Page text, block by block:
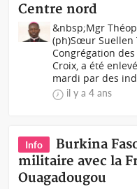
Centre nord
&nbsp;Mgr
(ph)Sœur Suellen
Congrégation
Croix, a été
mardi par des
il y a 4 ans
Info
Burkina
militaire avec la
Ouagadougou